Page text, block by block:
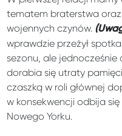
tematem braterstwa
wojennych czynów.
wprawdzie przeżył
sezonu, ale
dorabia się utraty
czaszką w roli głównej
w konsekwencji odbija
Nowego Yorku.